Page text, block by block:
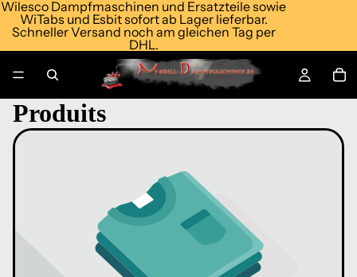
Wilesco Dampfmaschinen und Ersatzteile sowie
WiTabs und Esbit sofort ab Lager lieferbar.
Schneller Versand noch am gleichen Tag per
DHL.
Produits